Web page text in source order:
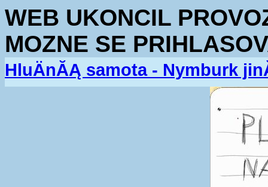
WEB UKONCIL
MOZNE SE
HluÄnĂĄ samota - Nymburk